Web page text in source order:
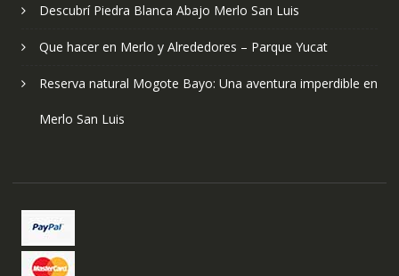
Descubrí Piedra Blanca Abajo Merlo San Luis
Que hacer en Merlo y Alrededores – Parque Yucat
Reserva natural Mogote Bayo: Una aventura imperdible en
Merlo San Luis